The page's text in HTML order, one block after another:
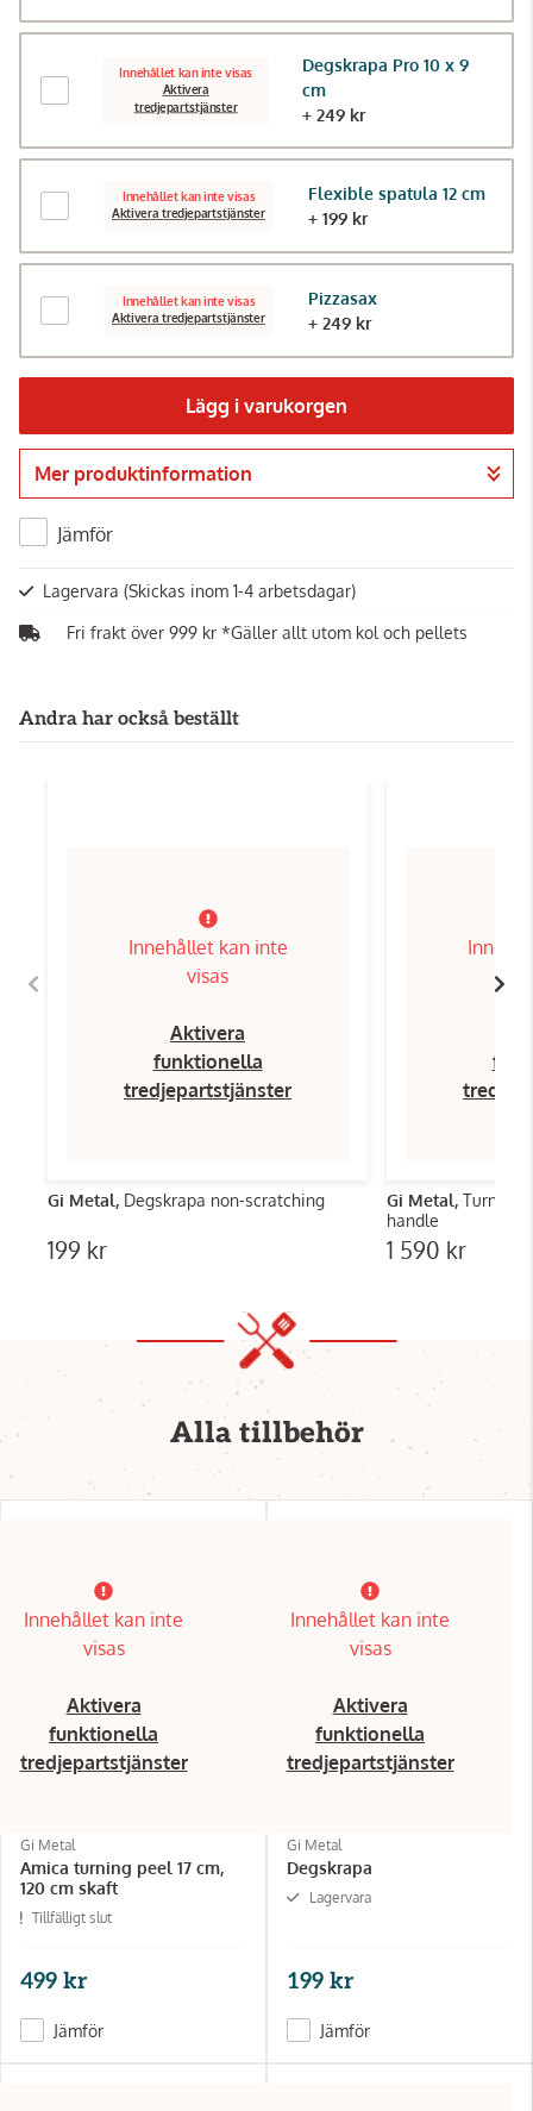
Innehållet kan inte visas
Aktivera
tredjepartstjänster
Degskrapa Pro 10 x 9
cm
+ 249 kr
Innehållet kan inte visas
Aktivera tredjepartstjänster
Flexible spatula 12 cm
+ 199 kr
Innehållet kan inte visas
Aktivera tredjepartstjänster
Pizzasax
+ 249 kr
Lägg i varukorgen
Gå till kassan
Mer produktinformation
Jämför
Lagervara (Skickas inom 1-4 arbetsdagar)
Fri frakt över 999 kr *Gäller allt utom kol och pellets
Andra har också beställt
Innehållet kan inte
visas
Aktivera
funktionella
tredjepartstjänster
Gi Metal, Degskrapa non-scratching
199 kr
Gi Metal, Turning
handle
1 590 kr
Alla tillbehör
Innehållet kan inte
visas
Aktivera
funktionella
tredjepartstjänster
Gi Metal
Amica turning peel 17 cm,
120 cm skaft
Tillfälligt slut
499 kr
Jämför
Innehållet kan inte
visas
Aktivera
funktionella
tredjepartstjänster
Gi Metal
Degskrapa
Lagervara
199 kr
Jämför